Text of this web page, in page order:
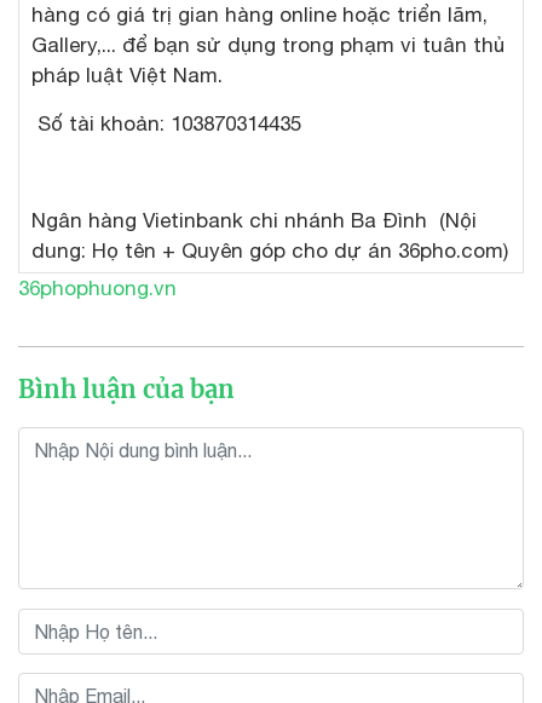
hàng có giá trị gian hàng online hoặc triển lãm,
Gallery,... để bạn sử dụng trong phạm vi tuân thủ
pháp luật Việt Nam.
Số tài khoản: 103870314435
Ngân hàng Vietinbank chi nhánh Ba Đình (Nội
dung: Họ tên + Quyên góp cho dự án 36pho.com)
36phophuong.vn
Bình luận của bạn